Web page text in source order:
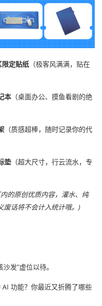
定贴纸 （极客风满满，贴在
本 （桌面办公、摸鱼看剧的绝
（质感超棒，随时记录你的代
垫 （超大尺寸，行云流水，专
的原创优质内容，灌水、纯
废话将不会计入统计哦。)
发”虚位以待。
功能？你最近又折腾了哪些